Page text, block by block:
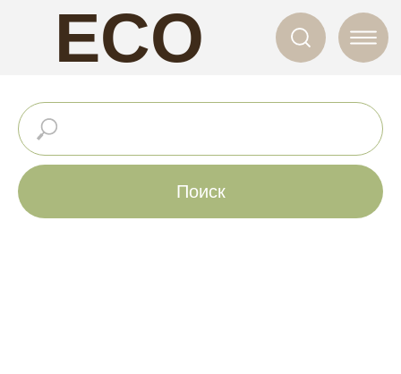
ECO
NAILS
Поиск